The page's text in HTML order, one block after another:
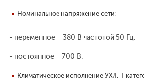
Номинальное напряжение сети:
- переменное – 380 В частотой 50 Гц;
- постоянное – 700 В.
Климатическое исполнение УХЛ, Т